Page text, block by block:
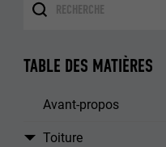
TABLE DES MATIÈRES
Avant-propos
Toiture